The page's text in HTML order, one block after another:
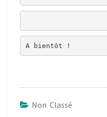
A bientôt !
Non Classé